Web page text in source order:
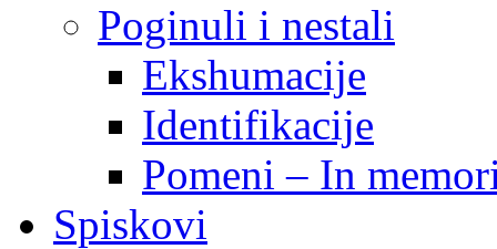
Poginuli i nestali
Ekshumacije
Identifikacije
Pomeni – In
Spiskovi